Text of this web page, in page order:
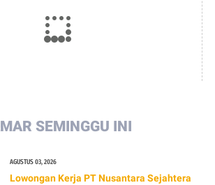
SEMINGGU INI
AGUSTUS 03, 2026
Lowongan Kerja PT Nusantara Sejahtera